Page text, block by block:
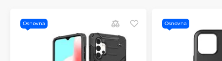
Osnovna Osnovna